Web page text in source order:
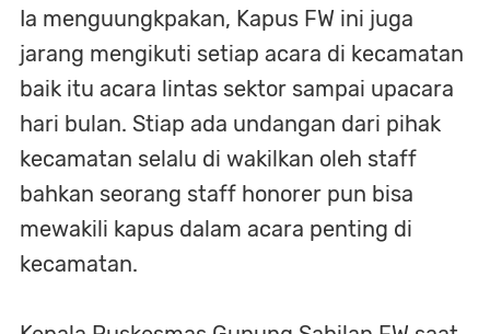
Ia menguungkpakan, Kapus FW ini juga
jarang mengikuti setiap acara di kecamatan
baik itu acara lintas sektor sampai upacara
hari bulan. Stiap ada undangan dari pihak
kecamatan selalu di wakilkan oleh staff
bahkan seorang staff honorer pun bisa
mewakili kapus dalam acara penting di
kecamatan.